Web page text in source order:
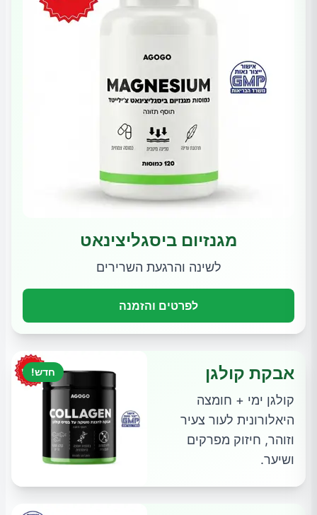
מגנזיום ביסגליצינאט
לשינה והרגעת השרירים
לפרטים והזמנה
חדש! אבקת קולגן
קולגן ימי + חומצה
היאלורונית לעור צעיר
וזוהר, חיזוק מפרקים
ושיער.